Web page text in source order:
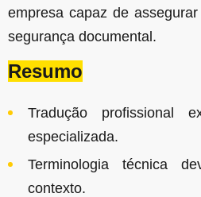
empresa capaz de
segurança documental.
Resumo
Tradução profissional
especializada.
Terminologia técnica
contexto.